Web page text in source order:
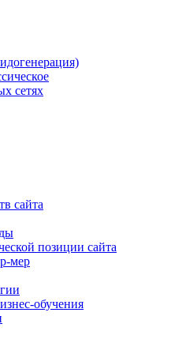
сетях
сайта
позиции сайта
мер
обучения